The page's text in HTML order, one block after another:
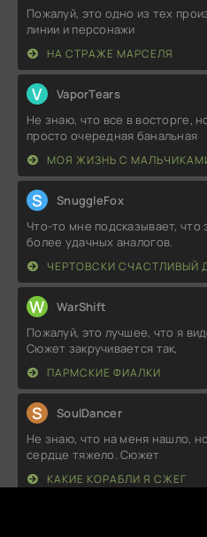
Пожалуй, это одно из тех
линии и персонажи
НА СТРАЖЕ МАРСЕЛЯ
V VaporTears
Не знаю, что все в восторге,
просто очередная банальная
МОЯ ЖИЗНЬ С
S SnuggleFox
Что-то мне подсказывает, что
более удачных аналогов.
ЧЕРТОВСКИ СЧАСТЛИВЫЙ
W WarShift
Пожалуй, это лучшее, что я
Сюжет закручивается так,
ПАРМСКИЕ ФИАЛКИ
S SoulDancer
Не знаю, что на меня нашло,
сердце тяжело. Сюжет
КАКИЕ КОРАБЛИ Я СЖЕГ